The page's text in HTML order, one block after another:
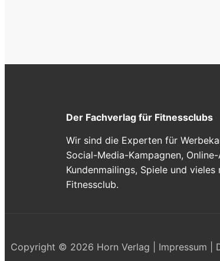
Der Fachverlag für Fitnessclubs
Wir sind die Experten für
Social-Media-Kampagnen,
Kundenmailings, Spiele und
Fitnessclub.
Copyright © 2026 Horn Verlag | Impressum